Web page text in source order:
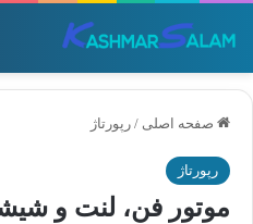
صفحه اصلی / رپورتاژ
رپورتاژ
موتور فن، لنت و